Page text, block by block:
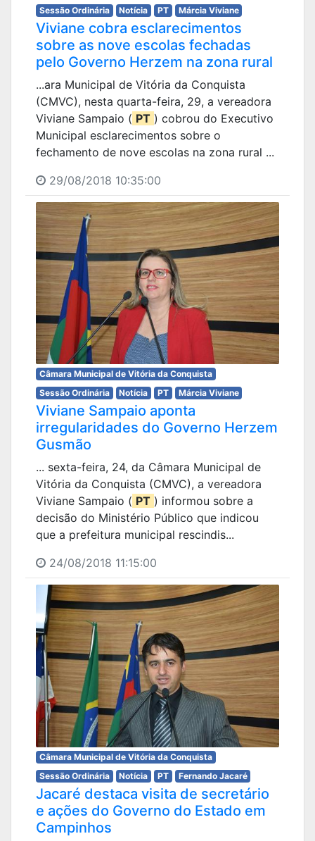
Sessão Ordinária
Notícia PT Márcia Viviane
Viviane cobra esclarecimentos
sobre as nove escolas fechadas
pelo Governo Herzem na zona rural
...ara Municipal de Vitória da Conquista
(CMVC), nesta quarta-feira, 29, a vereadora
Viviane Sampaio ( PT ) cobrou do Executivo
Municipal esclarecimentos sobre o
fechamento de nove escolas na zona rural ...
29/08/2018 10:35:00
Câmara Municipal de Vitória da Conquista
Sessão Ordinária
Notícia PT Márcia Viviane
Viviane Sampaio aponta
irregularidades do Governo Herzem
Gusmão
... sexta-feira, 24, da Câmara Municipal de
Vitória da Conquista (CMVC), a vereadora
Viviane Sampaio ( PT ) informou sobre a
decisão do Ministério Público que indicou
que a prefeitura municipal rescindis...
24/08/2018 11:15:00
Câmara Municipal de Vitória da Conquista
Sessão Ordinária
Notícia PT Fernando Jacaré
Jacaré destaca visita de secretário
e ações do Governo do Estado em
Campinhos